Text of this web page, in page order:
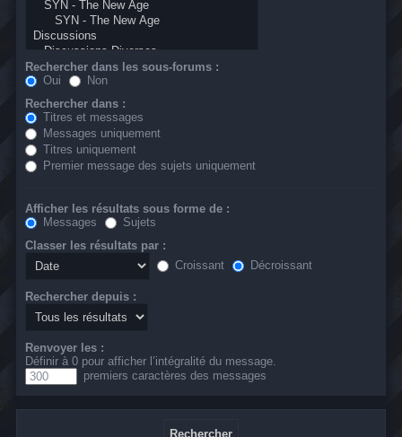
Rechercher dans les sous-forums :
Oui
Non
Rechercher dans :
Titres et messages
Messages uniquement
Titres uniquement
Premier message des sujets uniquement
Afficher les résultats sous forme de :
Messages
Sujets
Classer les résultats par :
Croissant
Décroissant
Rechercher depuis :
Renvoyer les :
Définir à 0 pour afficher l’intégralité du message.
premiers caractères des messages